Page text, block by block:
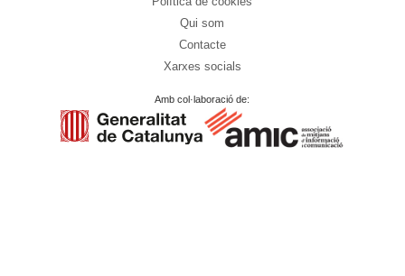
Qui som
Contacte
Xarxes socials
Amb col·laboració de: